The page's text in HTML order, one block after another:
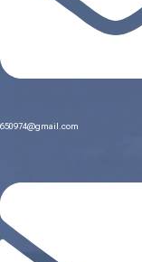
650974@gmail.com